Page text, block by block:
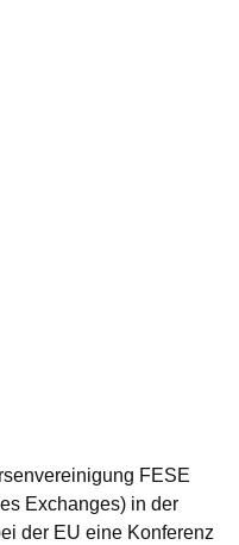
FESE
Exchanges) in der
der EU eine Konferenz